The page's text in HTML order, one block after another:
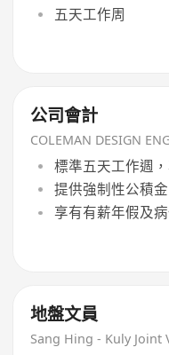
五天工作周
公司會計
標準五天工作週
提供強制性公積
享有有薪年假及
地盤文員
Sang Hing - Kuly Joint